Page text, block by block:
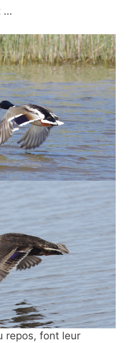
…
repos, font leur